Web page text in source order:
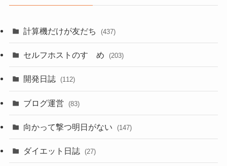
計算機だけが友だち (437)
セルフホストのすゝめ (203)
開発日誌 (112)
ブログ運営 (83)
向かって撃つ明日がない (147)
ダイエット日誌 (27)